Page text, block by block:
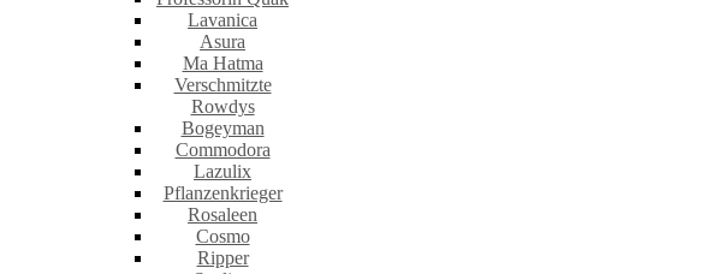
Lavanica
Asura
Ma Hatma
Verschmitzte
Rowdys
Bogeyman
Commodora
Lazulix
Pflanzenkrieger
Rosaleen
Cosmo
Ripper